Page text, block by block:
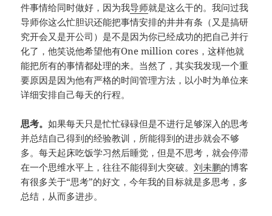
件事情给同时做好，因为我导师就是这么干的。我问过我
导师你这么忙胆识还能把事情安排的井井有条（又是搞研
究开会又是开公司）是不是因为你已经成功的把自己并行
化了，他笑说他希望他有One million cores，这样他就
能把所有的事情都处理的来。当然了，其实我发现一个重
要原因是因为他有严格的时间管理方法，以小时为单位来
详细安排自己每天的行程。
思考。如果每天只是忙忙碌碌但是不进行足够深入的思考
并总结自己得到的经验教训，所能得到的进步就会不够
多。每天起床吃饭学习然后睡觉，但是不思考，就会停滞
在一个思维水平上，往往不能得到大突破。刘未鹏的博客
有很多关于“思考”的好文，今年我的目标就是多思考，多
总结，从而多进步。